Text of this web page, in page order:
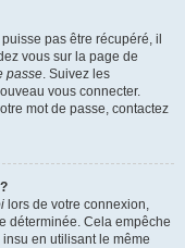
pas être récupéré, il
vous sur la page de
passe. Suivez les
vous connecter.
mot de passe, contactez
lors de votre connexion,
déterminée. Cela empêche
insu en utilisant le même